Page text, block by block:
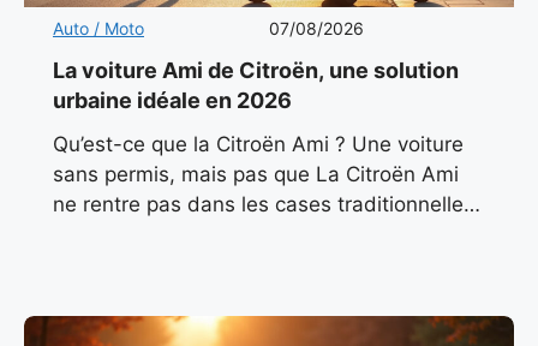
Auto / Moto 07/08/2026
La voiture Ami de Citroën, une solution
urbaine idéale en 2026
Qu’est-ce que la Citroën Ami ? Une voiture
sans permis, mais pas que La Citroën Ami
ne rentre pas dans les cases traditionnelles.